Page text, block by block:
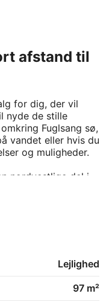
afstand til
for dig, der vil
nyde de stille
Fuglsang sø,
vandet eller hvis du
og muligheder.
nordvestlige del i
kort afstand.
og
Lejlighed
97 m²